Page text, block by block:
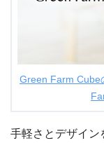
Green Farm Cube
手軽さとデザイン